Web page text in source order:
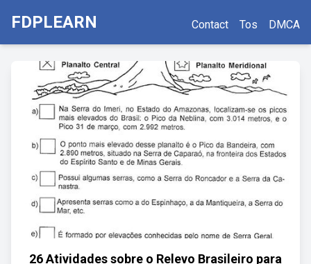
FDPLEARN Contact Tos DMCA
26 Atividades sobre o Relevo Brasileiro para